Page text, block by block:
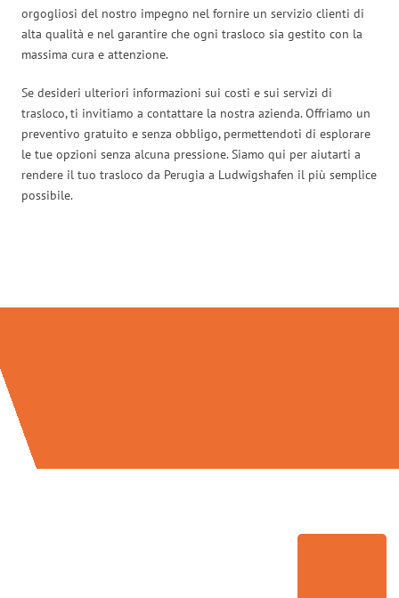
orgogliosi del nostro impegno nel fornire un servizio clienti di
alta qualità e nel garantire che ogni trasloco sia gestito con la
massima cura e attenzione.
Se desideri ulteriori informazioni sui costi e sui servizi di
trasloco, ti invitiamo a contattare la nostra azienda. Offriamo un
preventivo gratuito e senza obbligo, permettendoti di esplorare
le tue opzioni senza alcuna pressione. Siamo qui per aiutarti a
rendere il tuo trasloco da Perugia a Ludwigshafen il più semplice
possibile.